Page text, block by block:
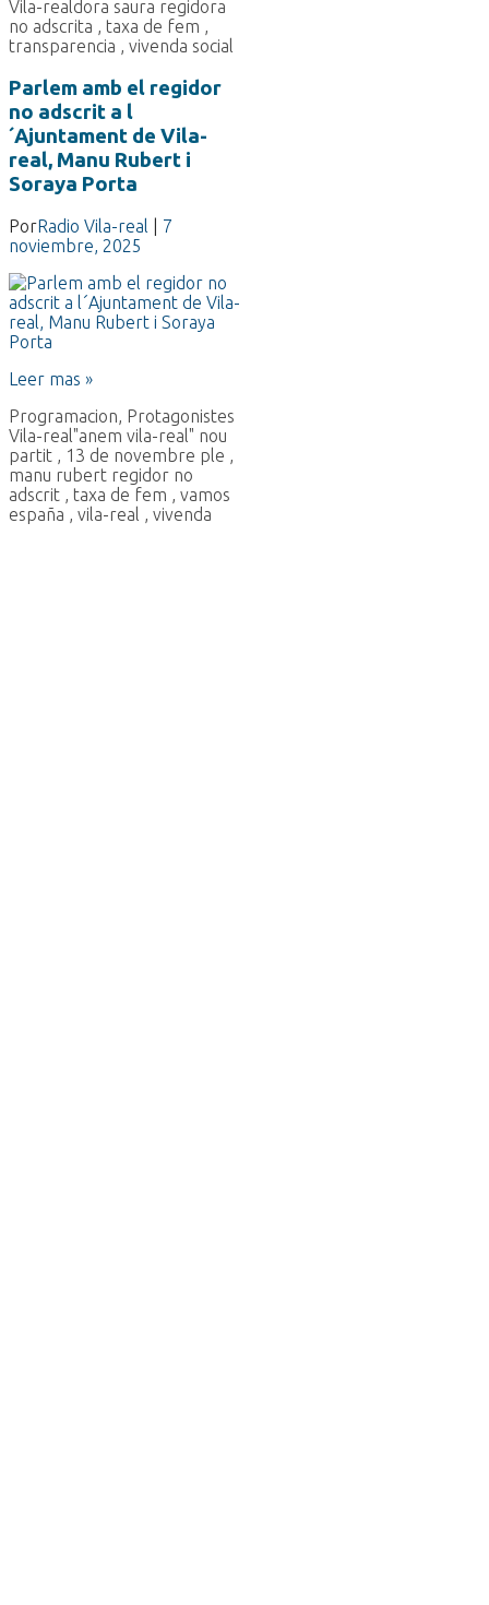
Vila-realdora saura regidora
no adscrita , taxa de fem ,
transparencia , vivenda social
Parlem amb el regidor
no adscrit a l
´Ajuntament de Vila-
real, Manu Rubert i
Soraya Porta
PorRadio Vila-real
7
noviembre, 2025
Leer mas »
Programacion, Protagonistes
Vila-real"anem vila-real" nou
partit , 13 de novembre ple ,
manu rubert regidor no
adscrit , taxa de fem , vamos
españa , vila-real , vivenda